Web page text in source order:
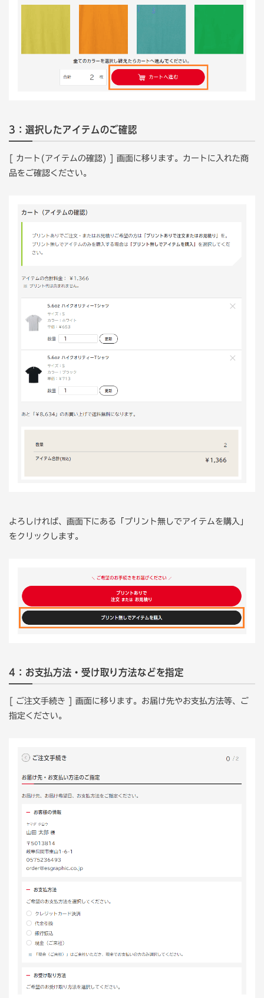
3：選択したアイテムのご確認
[ カート(アイテムの確認) ] 画面に移ります。カートに入れた商
品をご確認ください。
よろしければ、画面下にある「プリント無しでアイテムを購入」
をクリックします。
4：お支払方法・受け取り方法などを指定
[ ご注文手続き ] 画面に移ります。お届け先やお支払方法等、ご
指定ください。